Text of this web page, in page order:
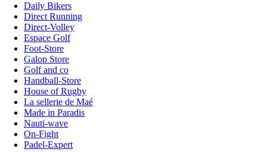
Daily Bikers
Direct Running
Direct-Volley
Espace Golf
Foot-Store
Galop Store
Golf and co
Handball-Store
House of Rugby
La sellerie de Maé
Made in Paradis
Nauti-wave
On-Fight
Padel-Expert